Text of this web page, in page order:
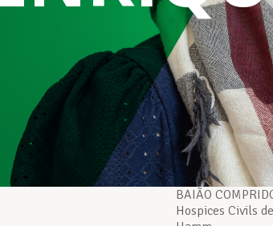
BAIÃO
Hospices Civils